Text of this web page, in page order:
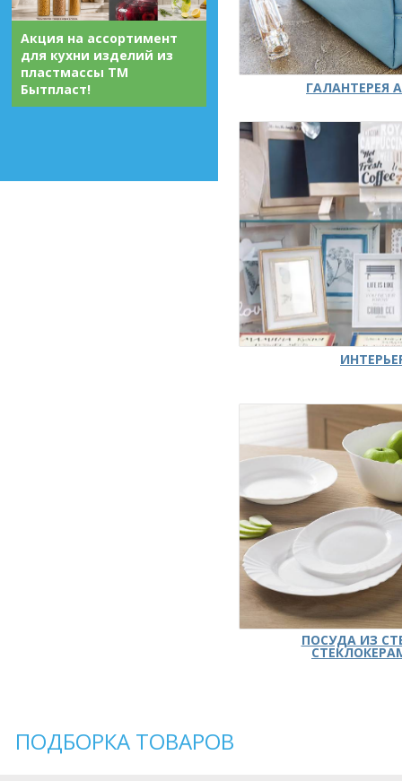
Акция на ассортимент
для кухни изделий из
пластмассы ТМ
Бытпласт!
ГАЛАНТЕРЕЯ
ПОСУДА ИЗ
ПОДБОРКА ТОВАРОВ